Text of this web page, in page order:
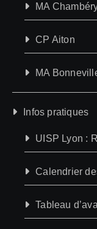
MA
CP Aiton
MA
Infos pratiques
UISP Lyon :
Calendrier
Tableau